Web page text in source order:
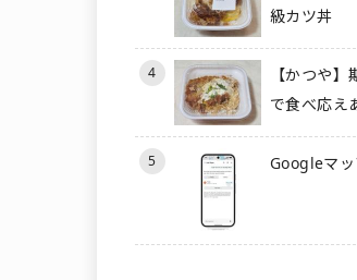
級カツ丼
4
【かつや
で食べ応え
5 Googleマ